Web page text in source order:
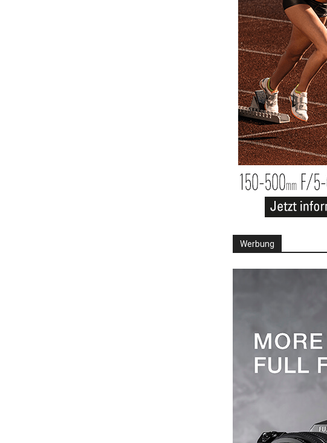
Werbung